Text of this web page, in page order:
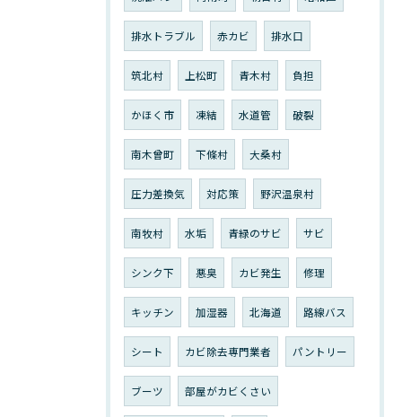
排水トラブル 赤カビ 排水口
筑北村 上松町 青木村 負担
かほく市 凍結 水道管 破裂
南木曾町 下條村 大桑村
圧力差換気 対応策 野沢温泉村
南牧村 水垢 青緑のサビ サビ
シンク下 悪臭 カビ発生 修理
キッチン 加湿器 北海道 路線バス
シート カビ除去専門業者 パントリー
ブーツ 部屋がカビくさい